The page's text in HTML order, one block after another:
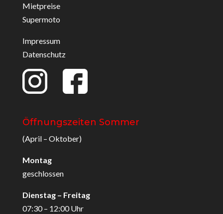
Mietpreise
Supermoto
Impressum
Datenschutz
Öffnungszeiten Sommer
(April – Oktober)
Montag
geschlossen
Dienstag – Freitag
07:30 – 12:00 Uhr